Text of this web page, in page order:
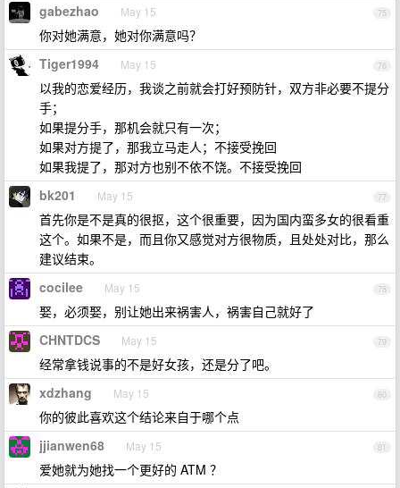
75
gabezhao May 15
你对她满意，她对你满意吗？
76
Tiger1994 May 15
以我的恋爱经历，我谈之前就会打好预防针，双方非必要不提分
手；
如果提分手，那机会就只有一次；
如果对方提了，那我立马走人；不接受挽回
如果我提了，那对方也别不依不饶。不接受挽回
77
bk201 May 15
首先你是不是真的很抠，这个很重要，因为国内蛮多女的很看重
这个。如果不是，而且你又感觉对方很物质，且处处对比，那么
建议结束。
78
cocilee May 15
娶，必须娶，别让她出来祸害人，祸害自己就好了
79
CHNTDCS May 15
经常拿钱说事的不是好女孩，还是分了吧。
80
xdzhang May 15
你的彼此喜欢这个结论来自于哪个点
81
jjianwen68 May 15
爱她就为她找一个更好的 ATM ？